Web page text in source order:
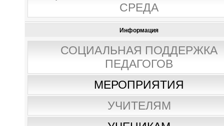
СРЕДА
Информация
СОЦИАЛЬНАЯ ПОДДЕРЖКА
ПЕДАГОГОВ
МЕРОПРИЯТИЯ
УЧИТЕЛЯМ